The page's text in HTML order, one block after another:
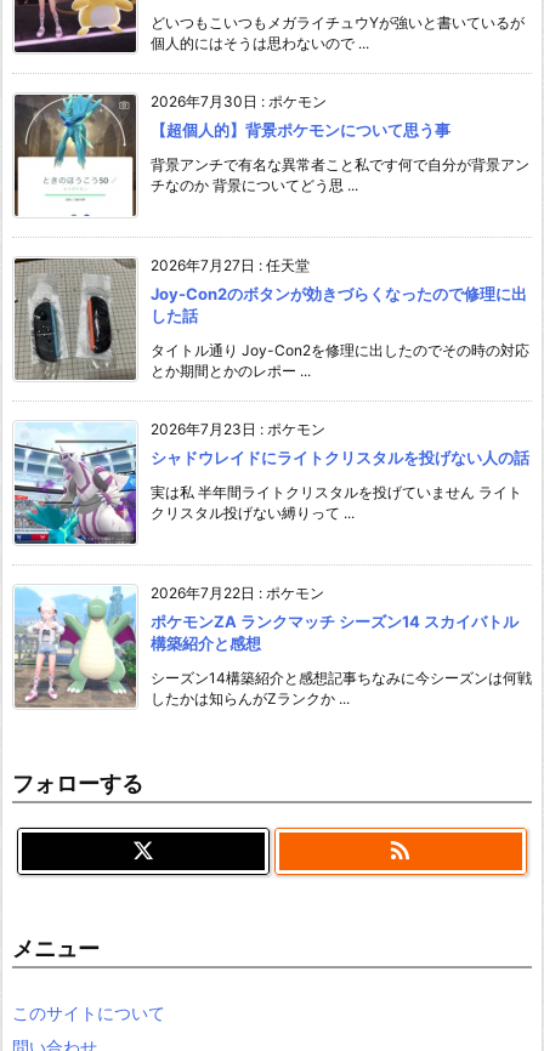
どいつもこいつもメガライチュウYが強いと書いているが
個人的にはそうは思わないので ...
2026年7月30日 : ポケモン
【超個人的】背景ポケモンについて思う事
背景アンチで有名な異常者こと私です何で自分が背景アン
チなのか 背景についてどう思 ...
2026年7月27日 : 任天堂
Joy-Con2のボタンが効きづらくなったので修理に出
した話
タイトル通り Joy-Con2を修理に出したのでその時の対応
とか期間とかのレポー ...
2026年7月23日 : ポケモン
シャドウレイドにライトクリスタルを投げない人の話
実は私 半年間ライトクリスタルを投げていません ライト
クリスタル投げない縛りって ...
2026年7月22日 : ポケモン
ポケモンZA ランクマッチ シーズン14 スカイバトル
構築紹介と感想
シーズン14構築紹介と感想記事ちなみに今シーズンは何戦
したかは知らんがZランクか ...
フォローする

メニュー
このサイトについて
問い合わせ